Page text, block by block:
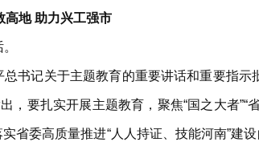
高地 助力兴工强市
书记关于主题教育的重要讲话和重要指示
扎实开展主题教育，聚焦“国之大者”“省
委高质量推进“人人持证、技能河南”建